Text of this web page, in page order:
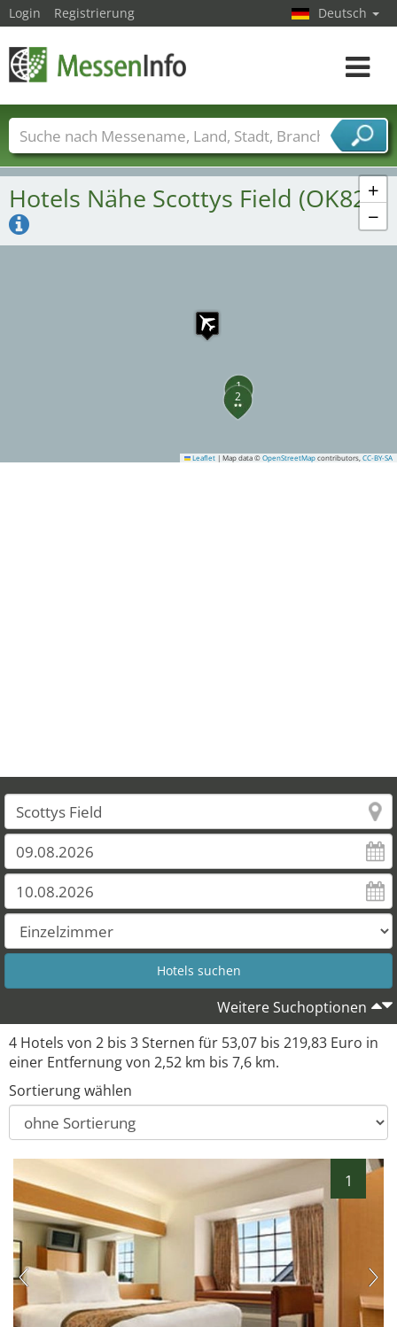
1
2
+
−
Leaflet | Map data © OpenStreetMap contributors, CC-BY-SA
Hotels Nähe Scottys Field (OK82)
Weitere Suchoptionen
4 Hotels von 2 bis 3 Sternen für 53,07 bis 219,83 Euro in
einer Entfernung von 2,52 km bis 7,6 km.
Sortierung wählen
1
Login Registrierung Deutsch
Toggle
Messenamen Länder Städte
Branchen
Dienstleisterbranchen